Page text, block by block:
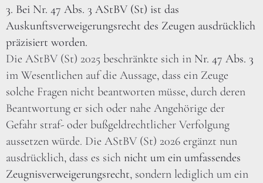
3. Bei Nr. 47 Abs. 3 AStBV (St) ist das
Auskunftsverweigerungsrecht des Zeugen ausdrücklich
präzisiert worden.
Die AStBV (St) 2025 beschränkte sich in Nr. 47 Abs. 3
im Wesentlichen auf die Aussage, dass ein Zeuge
solche Fragen nicht beantworten müsse, durch deren
Beantwortung er sich oder nahe Angehörige der
Gefahr straf- oder bußgeldrechtlicher Verfolgung
aussetzen würde. Die AStBV (St) 2026 ergänzt nun
ausdrücklich, dass es sich nicht um ein umfassendes
Zeugnisverweigerungsrecht, sondern lediglich um ein